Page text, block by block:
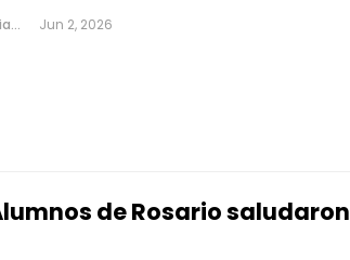
En Linea Noticias Jun 2, 2026
de Rosario